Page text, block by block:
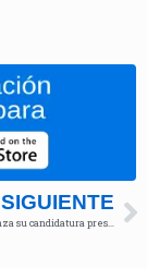
SIGUIENTE
Mauricio Lizcano lanza su candidatura presidencial para 2026